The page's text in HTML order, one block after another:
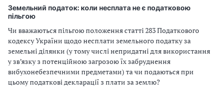
Земельний податок: коли несплата не є податковою
пільгою
Чи вважаються пільгою положення статті 283 Податкового
кодексу України щодо несплати земельного податку за
земельні ділянки (у тому числі непридатні для використання
у зв’язку з потенційною загрозою їх забруднення
вибухонебезпечними предметами) та чи подаються при
цьому податкові декларації з плати за землю?